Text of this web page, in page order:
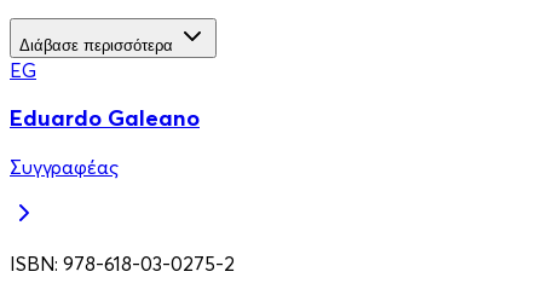
Διάβασε περισσότερα
EG
Eduardo Galeano
Συγγραφέας
ISBN: 978-618-03-0275-2